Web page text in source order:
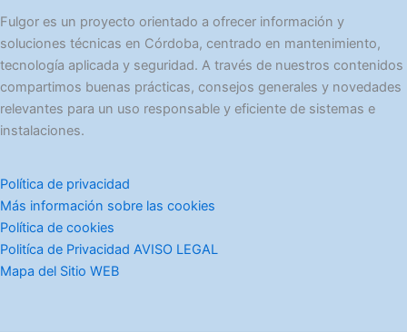
r
í
a
s
Fulgor es un proyecto orientado a ofrecer información y
soluciones técnicas en Córdoba, centrado en mantenimiento,
tecnología aplicada y seguridad. A través de nuestros contenidos
compartimos buenas prácticas, consejos generales y novedades
relevantes para un uso responsable y eficiente de sistemas e
instalaciones.
Política de privacidad
Más información sobre las cookies
Política de cookies
Politíca de Privacidad AVISO LEGAL
Mapa del Sitio WEB